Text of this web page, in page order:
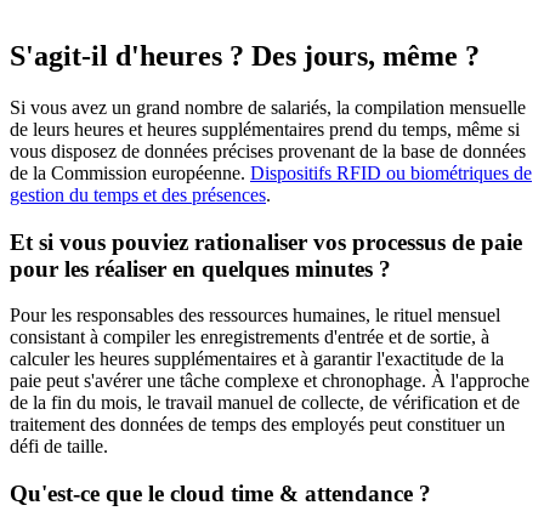
S'agit-il d'heures ? Des jours, même ?
Si vous avez un grand nombre de salariés, la compilation mensuelle
de leurs heures et heures supplémentaires prend du temps, même si
vous disposez de données précises provenant de la base de données
de la Commission européenne. Dispositifs RFID ou biométriques de
gestion du temps et des présences.
Et si vous pouviez rationaliser vos processus de paie
pour les réaliser en quelques minutes ?
Pour les responsables des ressources humaines, le rituel mensuel
consistant à compiler les enregistrements d'entrée et de sortie, à
calculer les heures supplémentaires et à garantir l'exactitude de la
paie peut s'avérer une tâche complexe et chronophage. À l'approche
de la fin du mois, le travail manuel de collecte, de vérification et de
traitement des données de temps des employés peut constituer un
défi de taille.
Qu'est-ce que le cloud time & attendance ?